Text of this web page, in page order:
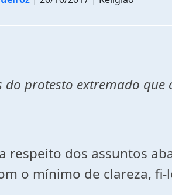
protesto extremado que
a respeito dos assuntos
o mínimo de clareza,